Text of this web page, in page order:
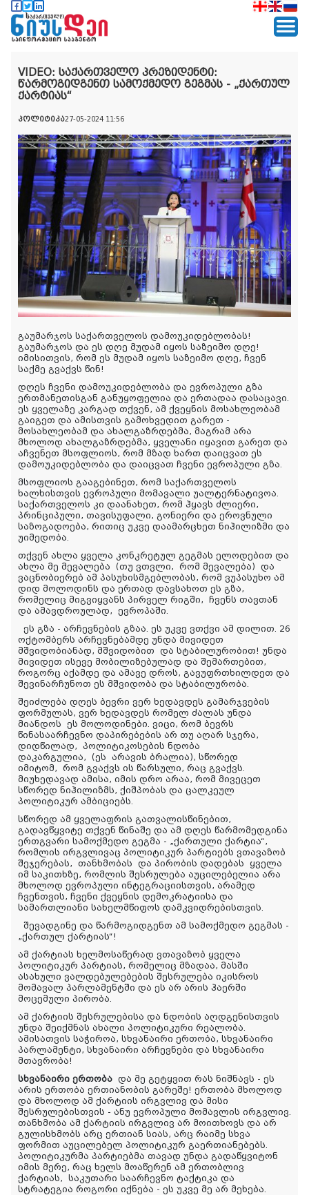
VIDEO: საქართველო პრეზიდენტი:
წარმოგიდგენთ სამოქმედო გეგმას - „ქართულ
ქარტიას“
პოლიტიკა27-05-2024 11:56
გაუმარჯოს საქართველოს დამოუკიდებლობას!
გაუმარჯოს და ეს დღე მუდამ იყოს საზეიმო დღე!
იმისითვის, რომ ეს მუდამ იყოს საზეიმო დღე, ჩვენ
საქმე გვაქვს წინ!
დღეს ჩვენი დამოუკიდებლობა და ევროპული გზა
ერთმანეთისგან განუყოფელია და ერთადაა დასაცავი.
ეს ყველაზე კარგად თქვენ, ამ ქვეყნის მოსახლეობამ
გაიგეთ და ამისთვის გამოხვედით გარეთ -
მოსახლეობამ და ახალგაზრდებმა, მაგრამ არა
მხოლოდ ახალგაზრდებმა, ყველანი იყავით გარეთ და
აჩვენეთ მსოფლიოს, რომ მზად ხართ დაიცვათ ეს
დამოუკიდებლობა და დაიცვათ ჩვენი ევროპული გზა.
მსოფლიოს გააგებინეთ, რომ საქართველოს
ხალხისთვის ევროპული მომავალი უალტერნატივოა.
საქართველოს კი დაანახეთ, რომ ჰყავს ძლიერი,
პრინციპული, თავისუფალი, გონიერი და ეროვნული
საზოგადოება, რითიც უკვე დაამარცხეთ ნიჰილიზმი და
უიმედობა.
თქვენ ახლა ყველა კონკრეტულ გეგმას ელოდებით და
ახლა მე მევალება (თუ ვთვლი, რომ მევალება)
და
ვაცნობიერებ ამ პასუხისმგებლობას, რომ ვუპასუხო ამ
დიდ მოლოდინს და ერთად დავსახოთ ეს გზა,
რომელიც მიგვიყვანს პირველ რიგში,
ჩვენს თავთან
და ამავდროულად, ევროპაში.
ეს გზა - არჩევნების გზაა. ეს უკვე ვთქვი ამ დილით. 26
ოქტომბერს არჩევნებამდე უნდა მივიდეთ
მშვიდობიანად, მშვიდობით
და სტაბილურობით! უნდა
მივიდეთ ისევე მობილიზებულად და შემართებით,
როგორც აქამდე და ამავე დროს, გავუფრთხილდეთ და
შევინარჩუნოთ ეს მშვიდობა და სტაბილურობა.
შეიძლება დღეს ბევრი ვერ ხედავდეს გამარჯვების
ფორმულას, ვერ ხედავდეს რომელ ძალას უნდა
მიანდოს
ეს მოლოდინები. ვიცი, რომ ბევრს
წინასაარჩევნო დაპირებების არ თუ აღარ სჯერა,
დიდწილად,
პოლიტიკოსების ნდობა
დაკარგულია, (ეს არავის ბრალია), სწორედ
იმიტომ, რომ გვაქვს ის წარსული, რაც გვაქვს.
მიუხედავად ამისა, იმის დრო არაა, რომ მივეცეთ
სწორედ ნიჰილიზმს, ქიშპობას და ცალკეულ
პოლიტიკურ ამბიციებს.
სწორედ ამ ყველაფრის გათვალისწინებით,
გადავწყვიტე თქვენ წინაშე და ამ დღეს წარმომედგინა
ერთგვარი სამოქმედო გეგმა - „ქართული ქარტია“,
რომლის ირგვლივაც პოლიტიკურ პარტიებს ვთავაზობ
შეჯერებას, თანხმობას და პირობის დადებას
ყველა
იმ საკითხზე, რომლის შესრულება აუცილებელია არა
მხოლოდ ევროპული ინტეგრაციისთვის, არამედ
ჩვენთვის, ჩვენი ქვეყნის დემოკრატიისა და
სამართლიანი სახელმწიფოს დამკვიდრებისთვის.
შევადგინე და წარმოგიდგენთ ამ სამოქმედო გეგმას -
„ქართულ ქარტიას“!
ამ ქარტიას ხელმოსაწერად ვთავაზობ ყველა
პოლიტიკურ პარტიას, რომელიც მზადაა, მასში
ასახული ვალდებულებების შესრულება იკისროს
მომავალ პარლამენტში და ეს არ არის ჰაერში
მოცემული პირობა.
ამ ქარტიის შესრულებისა და ნდობის აღდგენისთვის
უნდა შეიქმნას ახალი პოლიტიკური რეალობა.
ამისათვის საჭიროა, სხვანაირი ერთობა, სხვანაირი
პარლამენტი, სხვანაირი არჩევნები და სხვანაირი
მთავრობა!
სხვანაირი ერთობა და მე გეტყვით რას ნიშნავს - ეს
არის ერთობა ერთიანობის გარეშე! ერთობა მხოლოდ
და მხოლოდ ამ ქარტიის ირგვლივ და მისი
შესრულებისთვის - ანუ ევროპული მომავლის ირგვლივ.
თანხმობა ამ ქარტიის ირგვლივ არ მოითხოვს და არ
გულისხმობს არც ერთიან სიას, არც რაიმე სხვა
ფორმით აუცილებელ პოლიტიკურ გაერთიანებებს.
პოლიტიკურმა პარტიებმა თავად უნდა გადაწყვიტონ
იმის მერე, რაც ხელს მოაწერენ ამ ერთობლივ
ქარტიას,
საკუთარი საარჩევნო ტაქტიკა და
სტრატეგია როგორი იქნება - ეს უკვე მე არ მეხება.